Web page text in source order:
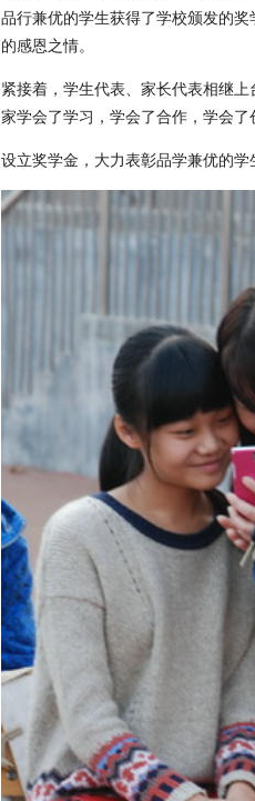
品行兼优的学生获得了学校颁发的
的感恩之情。
紧接着，学生代表、家长代表相继
家学会了学习，学会了合作，学会
设立奖学金，大力表彰品学兼优的